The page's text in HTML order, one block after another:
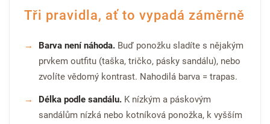
Tři pravidla, ať to vypadá záměrně
Barva není náhoda. Buď ponožku sladíte s nějakým
prvkem outfitu (taška, tričko, pásky sandálu), nebo
zvolíte vědomý kontrast. Nahodilá barva = trapas.
Délka podle sandálu. K nízkým a páskovým
sandálům nízká nebo kotníková ponožka, k vyšším